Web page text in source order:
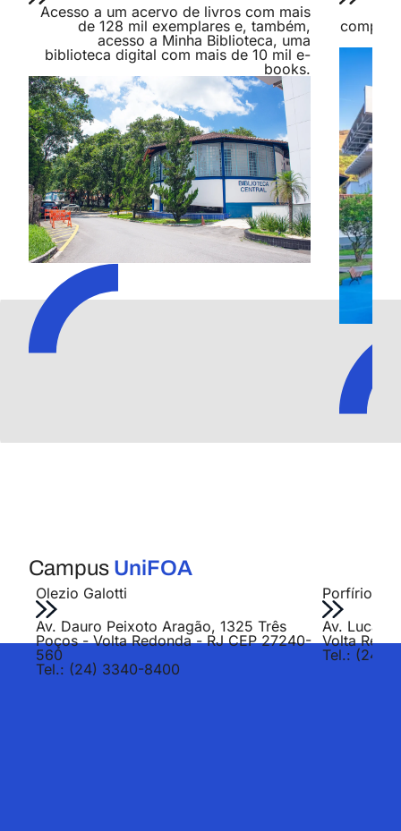
Acesso a um acervo de livros com mais
de 128 mil exemplares e, também,
acesso a Minha Biblioteca, uma
biblioteca digital com mais de 10 mil e-
books.
Campus UniFOA
Olezio Galotti
Av. Dauro Peixoto Aragão, 1325 Três
Poços - Volta Redonda - RJ CEP 27240-
560
Tel.: (24) 3340-8400
Porfírio
Av. Lucas
Volta
Tel.: (24)